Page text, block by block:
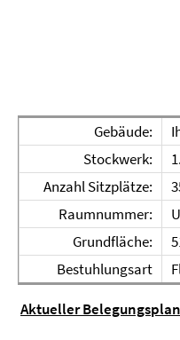
Gebäude:
Stockwerk:
Anzahl Sitzplätze:
Raumnummer:
Grundfläche:
Bestuhlungsart
Aktueller Belegungsplan